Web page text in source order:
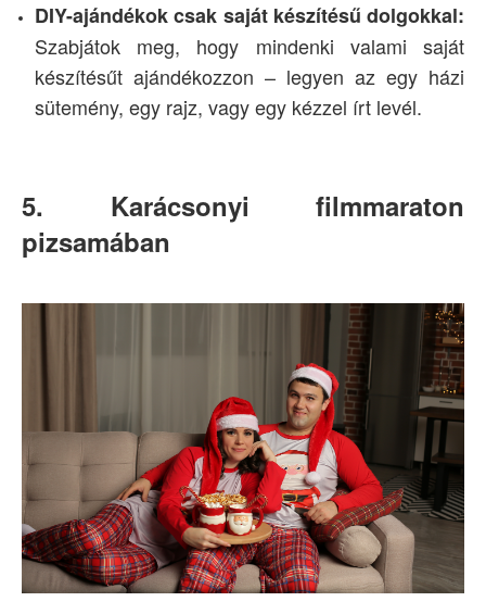
DIY-ajándékok csak saját készítésű dolgokkal:
Szabjátok meg, hogy mindenki valami saját
készítésűt ajándékozzon – legyen az egy házi
sütemény, egy rajz, vagy egy kézzel írt levél.
5. Karácsonyi filmmaraton
pizsamában